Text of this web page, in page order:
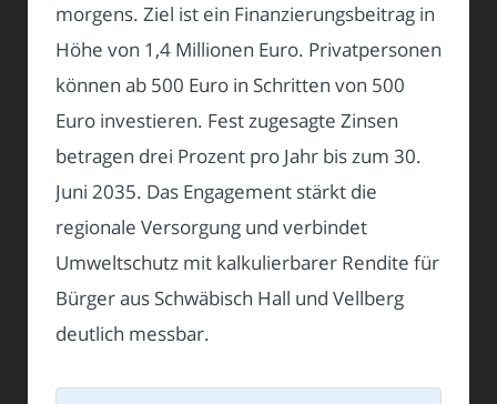
morgens. Ziel ist ein Finanzierungsbeitrag in
Höhe von 1,4 Millionen Euro. Privatpersonen
können ab 500 Euro in Schritten von 500
Euro investieren. Fest zugesagte Zinsen
betragen drei Prozent pro Jahr bis zum 30.
Juni 2035. Das Engagement stärkt die
regionale Versorgung und verbindet
Umweltschutz mit kalkulierbarer Rendite für
Bürger aus Schwäbisch Hall und Vellberg
deutlich messbar.